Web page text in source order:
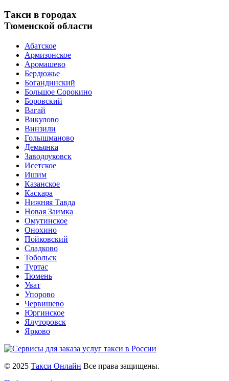
Такси в городах
Тюменской области
Абатское
Армизонское
Аромашево
Бердюжье
Богандинский
Большое Сорокино
Боровский
Вагай
Викулово
Винзили
Голышманово
Демьянка
Заводоуковск
Исетское
Ишим
Казанское
Каскара
Нижняя Тавда
Новая Заимка
Омутинское
Онохино
Пойковский
Сладково
Тобольск
Туртас
Тюмень
Уват
Упорово
Червишево
Юргинское
Ялуторовск
Ярково
© 2025 Такси Онлайн Все права защищены.